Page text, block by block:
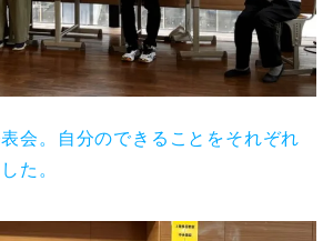
会。自分のできることをそれぞれ
た。